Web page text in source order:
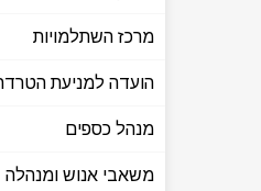
מרכז השתלמויות
הועדה למניעת
מנהל כספים
משאבי אנוש ומנהלה